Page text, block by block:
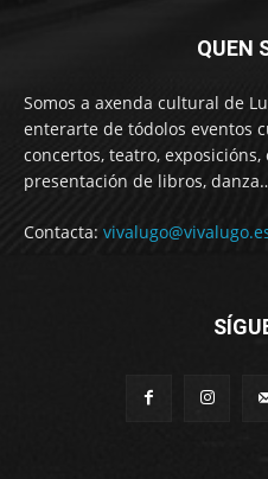
QUEN
Somos a axenda cultural de
enterarte de tódolos eventos
concertos, teatro, exposicións,
presentación de libros,
Contacta: